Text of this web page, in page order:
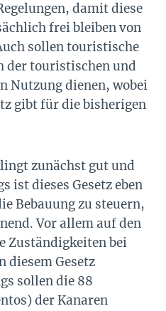
damit diese
frei bleiben von
sollen touristische
der touristischen und
Nutzung dienen, wobei
gibt für die bisherigen
zunächst gut und
ist dieses Gesetz eben
Bebauung zu steuern,
Vor allem auf den
Zuständigkeiten bei
diesem Gesetz
sollen die 88
der Kanaren